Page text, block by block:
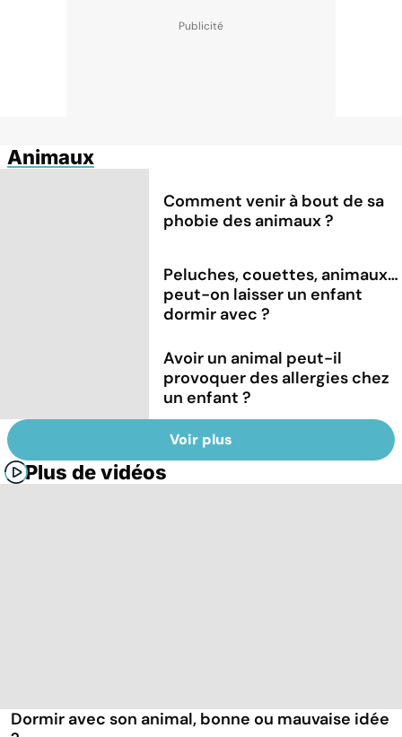
Animaux
Comment venir à bout de sa
phobie des animaux ?
Peluches, couettes, animaux…
peut-on laisser un enfant
dormir avec ?
Avoir un animal peut-il
provoquer des allergies chez
un enfant ?
Voir plus
Plus de vidéos
Dormir avec son animal, bonne ou mauvaise idée